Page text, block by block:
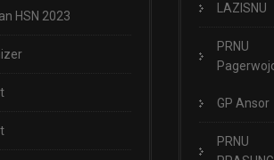
HSN 2023
LAZISNU
PRNU
GP Ansor
PRNU